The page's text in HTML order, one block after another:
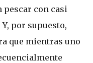
pescar con casi
por supuesto,
que mientras uno